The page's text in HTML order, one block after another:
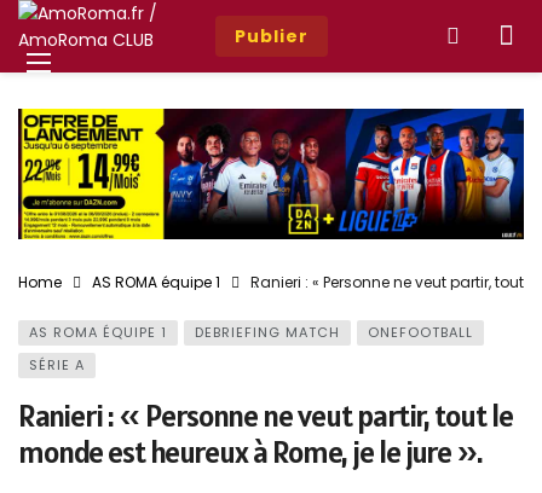
Publier
Home AS ROMA équipe 1 Ranieri : « Personne ne veut partir, tout
AS ROMA ÉQUIPE 1 DEBRIEFING MATCH
ONEFOOTBALL
SÉRIE A
Ranieri : « Personne ne veut partir, tout le
monde est heureux à Rome, je le jure ».